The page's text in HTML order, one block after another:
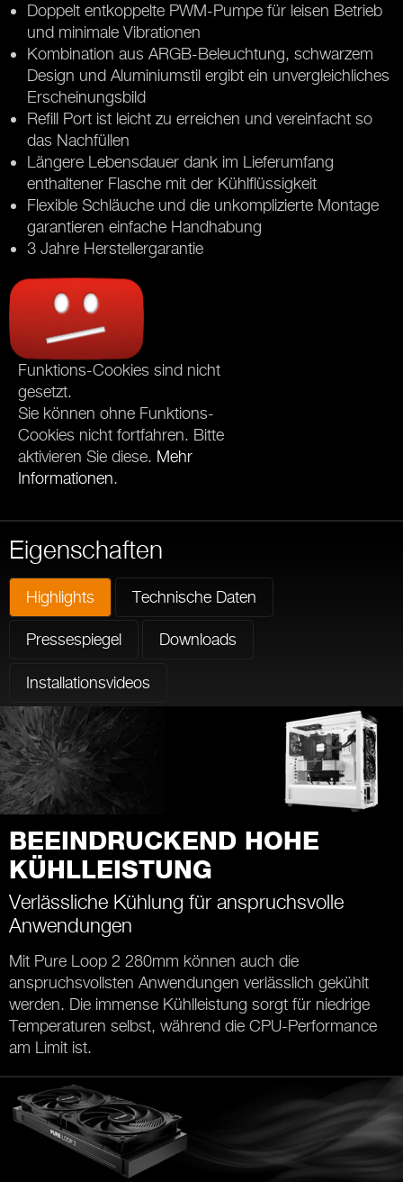
Doppelt entkoppelte PWM-Pumpe für leisen Betrieb
und minimale Vibrationen
Kombination aus ARGB-Beleuchtung, schwarzem
Design und Aluminiumstil ergibt ein unvergleichliches
Erscheinungsbild
Refill Port ist leicht zu erreichen und vereinfacht so
das Nachfüllen
Längere Lebensdauer dank im Lieferumfang
enthaltener Flasche mit der Kühlflüssigkeit
Flexible Schläuche und die unkomplizierte Montage
garantieren einfache Handhabung
3 Jahre Herstellergarantie
Funktions-Cookies sind nicht
gesetzt.
Sie können ohne Funktions-
Cookies nicht fortfahren. Bitte
aktivieren Sie diese. Mehr
Informationen.
Eigenschaften
Highlights Technische Daten
Pressespiegel Downloads
Installationsvideos
BEEINDRUCKEND HOHE
KÜHLLEISTUNG
Verlässliche Kühlung für anspruchsvolle
Anwendungen
Mit Pure Loop 2 280mm können auch die
anspruchsvollsten Anwendungen verlässlich gekühlt
werden. Die immense Kühlleistung sorgt für niedrige
Temperaturen selbst, während die CPU-Performance
am Limit ist.